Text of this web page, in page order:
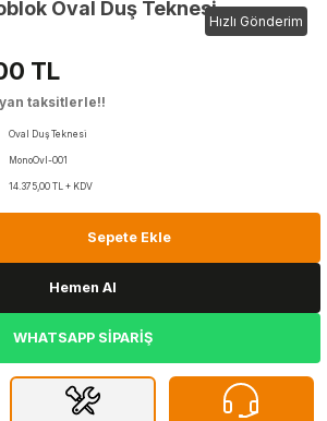
Hızlı Gönderim
Oval Duş Teknesi
TL
taksitlerle!!
Oval Duş Teknesi
MonoOvl-001
14.375,00 TL + KDV
Sepete Ekle
Hemen Al
WHATSAPP SİPARİŞ